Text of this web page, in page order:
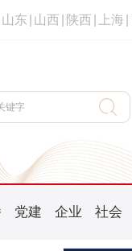
山东 山西 陕西 上海
党建 企业 社会